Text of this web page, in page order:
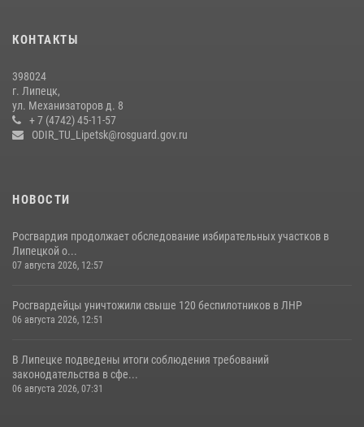
20 июля 2026, 12:22
Липецке
17 июля 2026, 12:26 5
КОНТАКТЫ
398024
г. Липецк,
ул. Механизаторов д. 8
+ 7 (4742) 45-11-57
ODIR_TU_Lipetsk@rosguard.gov.ru
НОВОСТИ
Росгвардия продолжает обследование избирательных участков в
Липецкой о...
07 августа 2026, 12:57
Росгвардейцы уничтожили свыше 120 беспилотников в ЛНР
06 августа 2026, 12:51
В Липецке подведены итоги соблюдения требований
законодательства в сфе...
06 августа 2026, 07:31